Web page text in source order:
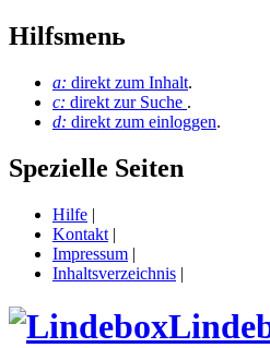
Hilfsmenь
a: direkt zum Inhalt.
c: direkt zur Suche .
d: direkt zum einloggen.
Spezielle Seiten
Hilfe |
Kontakt |
Impressum |
Inhaltsverzeichnis |